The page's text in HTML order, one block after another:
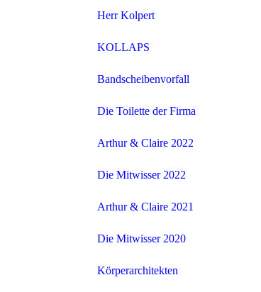
Herr Kolpert
KOLLAPS
Bandscheibenvorfall
Die Toilette der Firma
Arthur & Claire 2022
Die Mitwisser 2022
Arthur & Claire 2021
Die Mitwisser 2020
Körperarchitekten